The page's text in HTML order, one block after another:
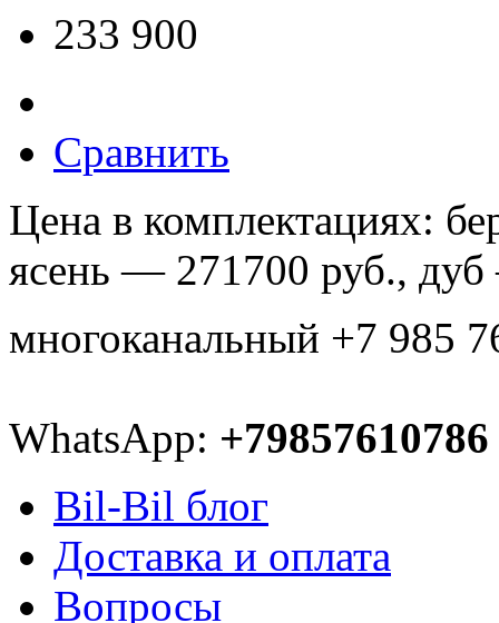
233 900
Сравнить
Цена в комплектациях:
ясень — 271700 руб.,
многоканальный +7 985
WhatsApp: +79857610786
Bil-Bil блог
Доставка и оплата
Вопросы